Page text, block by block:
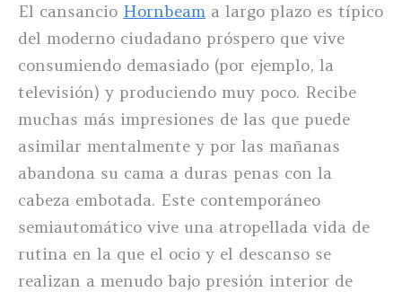
El cansancio Hornbeam a largo plazo es típico
del moderno ciudadano próspero que vive
consumiendo demasiado (por ejemplo, la
televisión) y produciendo muy poco. Recibe
muchas más impresiones de las que puede
asimilar mentalmente y por las mañanas
abandona su cama a duras penas con la
cabeza embotada. Este contemporáneo
semiautomático vive una atropellada vida de
rutina en la que el ocio y el descanso se
realizan a menudo bajo presión interior de